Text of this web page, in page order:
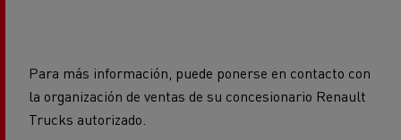
Para más información, puede ponerse en contacto con
la organización de ventas de su concesionario Renault
Trucks autorizado.